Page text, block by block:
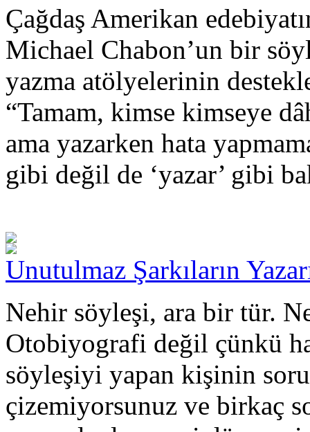
Çağdaş Amerikan
Michael Chabon’un bir
yazma atölyelerinin
“Tamam, kimse kimseye
ama yazarken hata
gibi değil de ‘yazar’ gibi
Unutulmaz Şarkıların
Nehir söyleşi, ara bir tür.
Otobiyografi değil çünkü
söyleşiyi yapan kişinin
çizemiyorsunuz ve birkaç